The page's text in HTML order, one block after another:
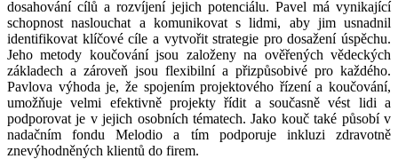
dosahování cílů a rozvíjení jejich potenciálu. Pavel má vynikající
schopnost naslouchat a komunikovat s lidmi, aby jim usnadnil
identifikovat klíčové cíle a vytvořit strategie pro dosažení úspěchu.
Jeho metody koučování jsou založeny na ověřených vědeckých
základech a zároveň jsou flexibilní a přizpůsobivé pro každého.
Pavlova výhoda je, že spojením projektového řízení a koučování,
umožňuje velmi efektivně projekty řídit a současně vést lidi a
podporovat je v jejich osobních tématech. Jako kouč také působí v
nadačním fondu Melodio a tím podporuje inkluzi zdravotně
znevýhodněných klientů do firem.